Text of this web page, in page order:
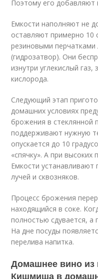
Поэтому его добавляют
Емкости наполняют не
оставляют примерно 10
резиновыми
(гидрозатвор). Они
изнутри углекислый
кислорода.
Следующий этап
домашних условиях
брожения в стеклянной
поддерживают нужную
опускается до 10
«спячку». А при высоких
Емкости
лучей и сквозняков.
Процесс брожения
находящийся в соке.
полностью сдувается, а
На дне посуды
перелива напитка.
Домашнее вино
Кишмиша в